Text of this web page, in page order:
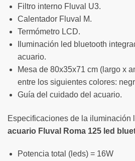
Filtro interno Fluval U3.
Calentador Fluval M.
Termómetro LCD.
Iluminación led bluetooth
acuario.
Mesa de 80x35x71 cm (largo x
entre los siguientes colores:
Guía del cuidado del acuario.
Especificaciones de la iluminación
acuario Fluval Roma 125 led
Potencia total (leds) = 16W